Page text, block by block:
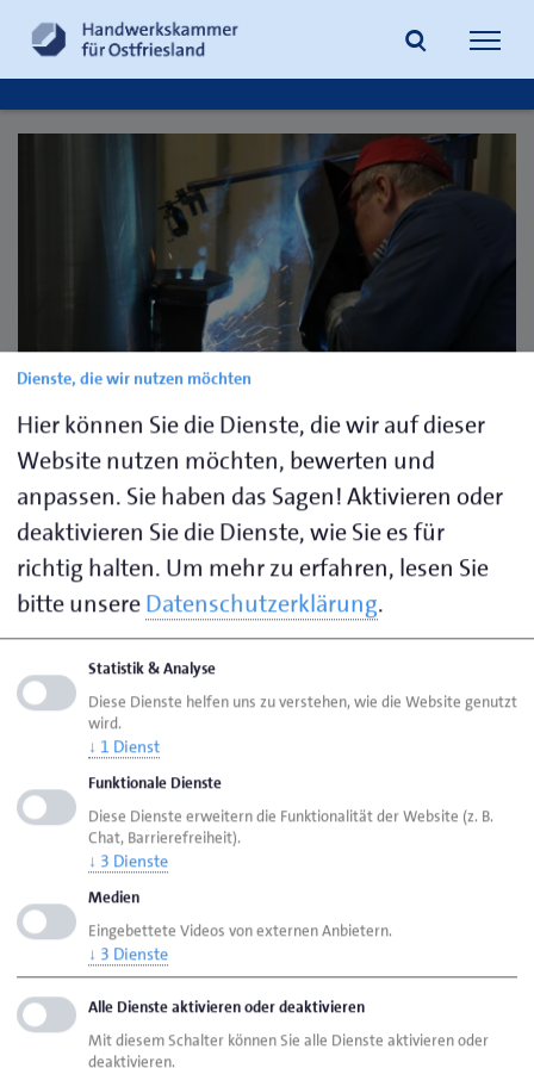
© www.amh-online.de
Allgemeines
Lehrwerksmeister
Seite empfehlen
Seite drucken
Seiteaktualisiert am 05. März 2025
HWK Aurich
Ausbildung
Dienste, die wir nutzen möchten
Hier können Sie die Dienste, die wir auf dieser
Website nutzen möchten, bewerten und
anpassen. Sie haben das Sagen! Aktivieren oder
deaktivieren Sie die Dienste, wie Sie es für
richtig halten. Um mehr zu erfahren, lesen Sie
bitte unsereDatenschutzerklärung.
Statistik & Analyse
Diese Dienste helfen uns zu verstehen, wie die Website genutzt
wird.
↓ 1 Dienst
Funktionale Dienste
Diese Dienste erweitern die Funktionalität der Website (z. B.
Chat, Barrierefreiheit).
↓ 3 Dienste
Medien
Eingebettete Videos von externen Anbietern.
↓ 3 Dienste
Alle Dienste aktivieren oder deaktivieren
Mit diesem Schalter können Sie alle Dienste aktivieren oder
deaktivieren.